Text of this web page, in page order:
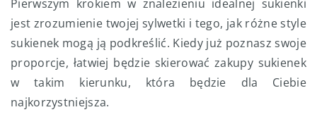
Pierwszym krokiem w znalezieniu idealnej sukienki
jest zrozumienie twojej sylwetki i tego, jak różne style
sukienek mogą ją podkreślić. Kiedy już poznasz swoje
proporcje, łatwiej będzie skierować zakupy sukienek
w takim kierunku, która będzie dla Ciebie
najkorzystniejsza.